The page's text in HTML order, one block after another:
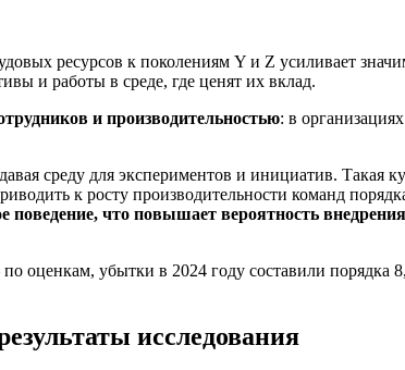
ресурсов к поколениям Y и Z усиливает
и работы в среде, где ценят их вклад.
и производительностью: в
среду для экспериментов и инициатив. Такая
к росту производительности команд
поведение, что повышает вероятность
оценкам, убытки в 2024 году составили порядка
исследования